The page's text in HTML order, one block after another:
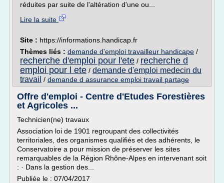
réduites par suite de l'altération d'une ou...
Lire la suite
Site : https://informations.handicap.fr
Thèmes liés : demande d'emploi travailleur handicape /
recherche d'emploi pour l'ete / recherche d
emploi pour l ete / demande d'emploi medecin du
travail / demande d assurance emploi travail partage
Offre d'emploi - Centre d'Etudes Forestières
et Agricoles ...
Technicien(ne) travaux
Association loi de 1901 regroupant des collectivités
territoriales, des organismes qualifiés et des adhérents, le
Conservatoire a pour mission de préserver les sites
remarquables de la Région Rhône-Alpes en intervenant soit
: · Dans la gestion des...
Publiée le : 07/04/2017